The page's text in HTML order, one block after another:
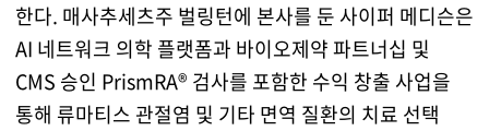
한다. 매사추세츠주 벌링턴에 본사를 둔 사이퍼 메디슨은
AI 네트워크 의학 플랫폼과 바이오제약 파트너십 및
CMS 승인 PrismRA® 검사를 포함한 수익 창출 사업을
통해 류마티스 관절염 및 기타 면역 질환의 치료 선택